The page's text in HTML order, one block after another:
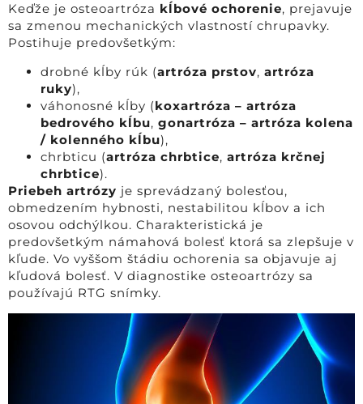
Keďže je osteoartróza kĺbové ochorenie, prejavuje
sa zmenou mechanických vlastností chrupavky.
Postihuje predovšetkým:
drobné kĺby rúk (artróza prstov, artróza
ruky),
váhonosné kĺby (koxartróza – artróza
bedrového kĺbu, gonartróza – artróza kolena
/ kolenného kĺbu),
chrbticu (artróza chrbtice, artróza krčnej
chrbtice).
Priebeh artrózy je sprevádzaný bolesťou,
obmedzením hybnosti, nestabilitou kĺbov a ich
osovou odchýlkou. Charakteristická je
predovšetkým námahová bolesť ktorá sa zlepšuje v
kľude. Vo vyššom štádiu ochorenia sa objavuje aj
kľudová bolesť. V diagnostike osteoartrózy sa
používajú RTG snímky.